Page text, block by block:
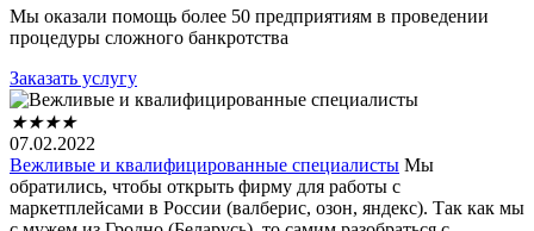
Мы оказали помощь более 50 предприятиям в проведении
процедуры сложного банкротства
Заказать услугу
★★★★
07.02.2022
Вежливые и квалифицированные специалисты Мы
обратились, чтобы открыть фирму для работы с
маркетплейсами в России (валберис, озон, яндекс). Так как мы